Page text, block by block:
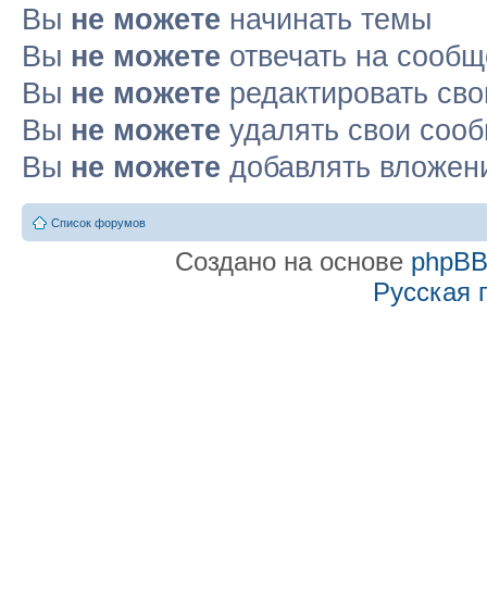
Вы не можете начинать темы
Вы не можете отвечать на
Вы не можете редактировать
Вы не можете удалять свои
Вы не можете добавлять
Список форумов
Создано на основе phpBB
Русская